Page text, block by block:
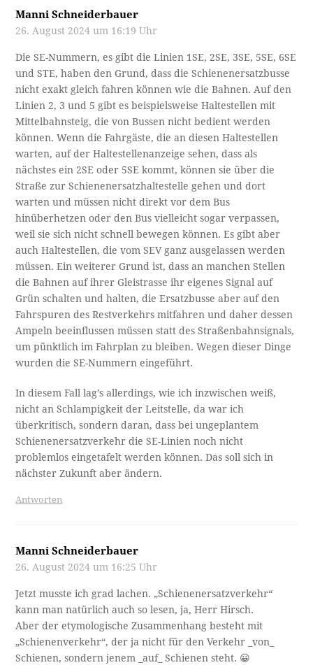
Manni Schneiderbauer
26. August 2024 um 16:19 Uhr
Die SE-Nummern, es gibt die Linien 1SE, 2SE, 3SE, 5SE, 6SE
und STE, haben den Grund, dass die Schienenersatzbusse
nicht exakt gleich fahren können wie die Bahnen. Auf den
Linien 2, 3 und 5 gibt es beispielsweise Haltestellen mit
Mittelbahnsteig, die von Bussen nicht bedient werden
können. Wenn die Fahrgäste, die an diesen Haltestellen
warten, auf der Haltestellenanzeige sehen, dass als
nächstes ein 2SE oder 5SE kommt, können sie über die
Straße zur Schienenersatzhaltestelle gehen und dort
warten und müssen nicht direkt vor dem Bus
hinüberhetzen oder den Bus vielleicht sogar verpassen,
weil sie sich nicht schnell bewegen können. Es gibt aber
auch Haltestellen, die vom SEV ganz ausgelassen werden
müssen. Ein weiterer Grund ist, dass an manchen Stellen
die Bahnen auf ihrer Gleistrasse ihr eigenes Signal auf
Grün schalten und halten, die Ersatzbusse aber auf den
Fahrspuren des Restverkehrs mitfahren und daher dessen
Ampeln beeinflussen müssen statt des Straßenbahnsignals,
um pünktlich im Fahrplan zu bleiben. Wegen dieser Dinge
wurden die SE-Nummern eingeführt.
In diesem Fall lag’s allerdings, wie ich inzwischen weiß,
nicht an Schlampigkeit der Leitstelle, da war ich
überkritisch, sondern daran, dass bei ungeplantem
Schienenersatzverkehr die SE-Linien noch nicht
problemlos eingetafelt werden können. Das soll sich in
nächster Zukunft aber ändern.
Antworten
Manni Schneiderbauer
26. August 2024 um 16:25 Uhr
Jetzt musste ich grad lachen. „Schienenersatzverkehr“
kann man natürlich auch so lesen, ja, Herr Hirsch.
Aber der etymologische Zusammenhang besteht mit
„Schienenverkehr“, der ja nicht für den Verkehr _von_
Schienen, sondern jenem _auf_ Schienen steht. 😀